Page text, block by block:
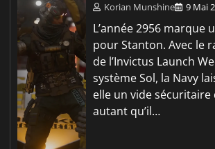
Korian Munshine 9 Mai
L’année 2956 marque
pour Stanton. Avec le
de l’Invictus Launch
système Sol, la Navy
elle un vide
autant qu’il…